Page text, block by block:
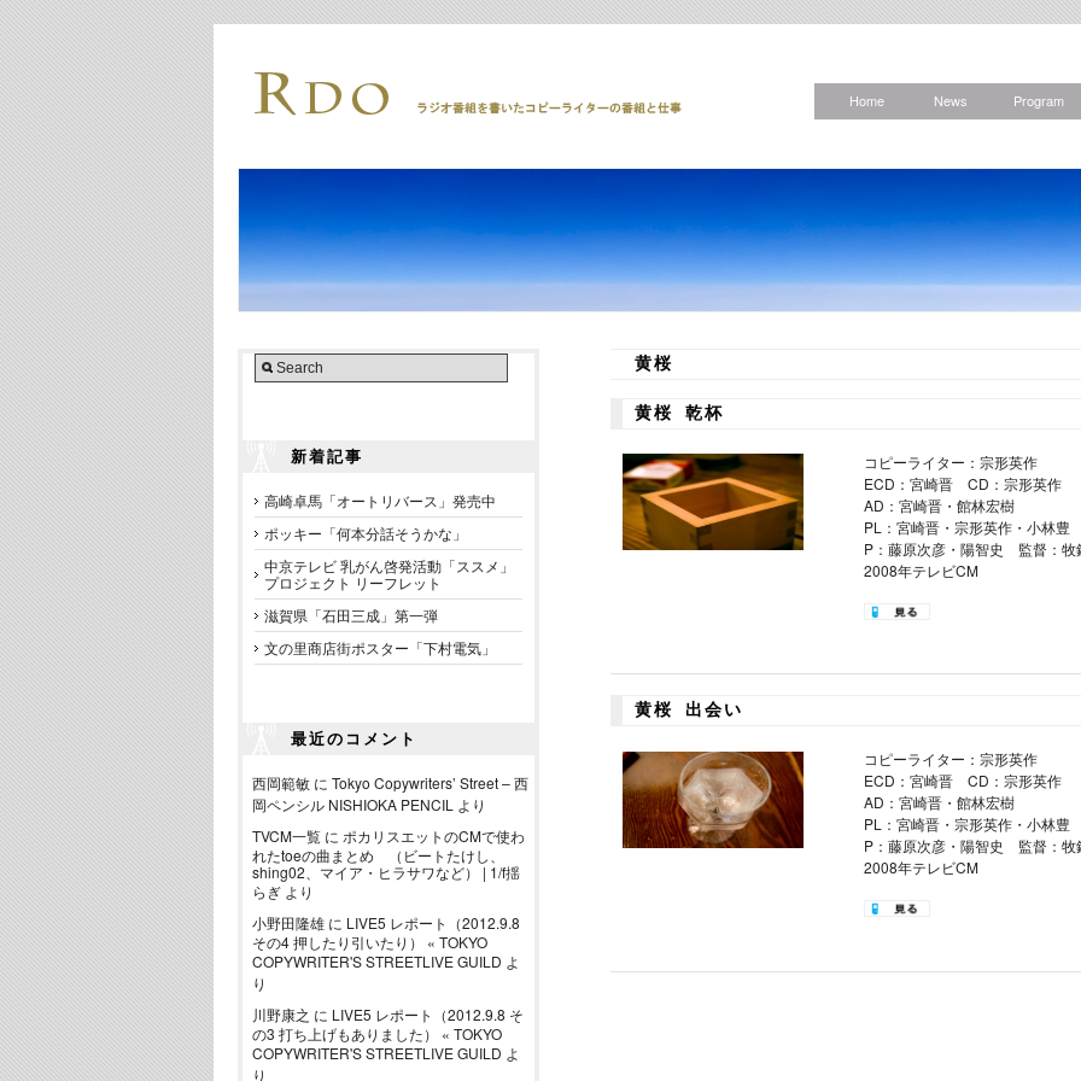
Home News Program
新着記事
高崎卓馬「オートリバース」発売中
ポッキー「何本分話そうかな」
中京テレビ 乳がん啓発活動「ススメ」
プロジェクト リーフレット
滋賀県「石田三成」第一弾
文の里商店街ポスター「下村電気」
最近のコメント
西岡範敏 に Tokyo Copywriters’ Street – 西
岡ペンシル NISHIOKA PENCIL より
TVCM一覧 に ポカリスエットのCMで使わ
れたtoeの曲まとめ （ビートたけし、
shing02、マイア・ヒラサワなど） | 1/f揺
らぎ より
小野田隆雄 に LIVE5 レポート（2012.9.8
その4 押したり引いたり） « TOKYO
COPYWRITER'S STREETLIVE GUILD よ
り
川野康之 に LIVE5 レポート（2012.9.8 そ
の3 打ち上げもありました） « TOKYO
COPYWRITER'S STREETLIVE GUILD よ
り
黄桜
黄桜 乾杯
コピーライター：宗形英作
ECD：宮崎晋 CD：宗形英作
AD：宮崎晋・館林宏樹
PL：宮崎晋・宗形英作・小林豊
P：藤原次彦・陽智史 監督：
2008年テレビCM
黄桜 出会い
コピーライター：宗形英作
ECD：宮崎晋 CD：宗形英作
AD：宮崎晋・館林宏樹
PL：宮崎晋・宗形英作・小林豊
P：藤原次彦・陽智史 監督：
2008年テレビCM